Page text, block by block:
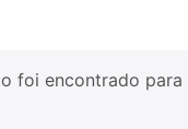
foi encontrado para